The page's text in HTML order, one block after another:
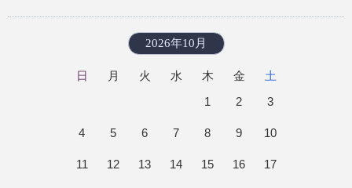
2026年10月
日 月 火 水 木 金
土
1
2 3
4 5 6 7 8 9 10
11 12 13 14 15 16 17